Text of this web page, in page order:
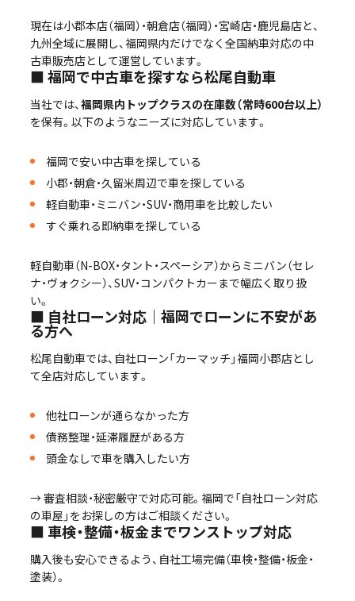
現在は小郡本店（福岡）・朝倉店（福岡）・宮崎店・鹿児島店と、
九州全域に展開し、福岡県内だけでなく全国納車対応の中
古車販売店として運営しています。
■ 福岡で中古車を探すなら松尾自動車
当社では、福岡県内トップクラスの在庫数（常時600台以上）
を保有。以下のようなニーズに対応しています。
福岡で安い中古車を探している
小郡・朝倉・久留米周辺で車を探している
軽自動車・ミニバン・SUV・商用車を比較したい
すぐ乗れる即納車を探している
軽自動車（N-BOX・タント・スペーシア）からミニバン（セレ
ナ・ヴォクシー）、SUV・コンパクトカーまで幅広く取り扱
い。
■ 自社ローン対応｜福岡でローンに不安があ
る方へ
松尾自動車では、自社ローン「カーマッチ」福岡小郡店とし
て全店対応しています。
他社ローンが通らなかった方
債務整理・延滞履歴がある方
頭金なしで車を購入したい方
→ 審査相談・秘密厳守で対応可能。福岡で「自社ローン対応
の車屋」をお探しの方はご相談ください。
■ 車検・整備・板金までワンストップ対応
購入後も安心できるよう、自社工場完備（車検・整備・板金・
塗装）。